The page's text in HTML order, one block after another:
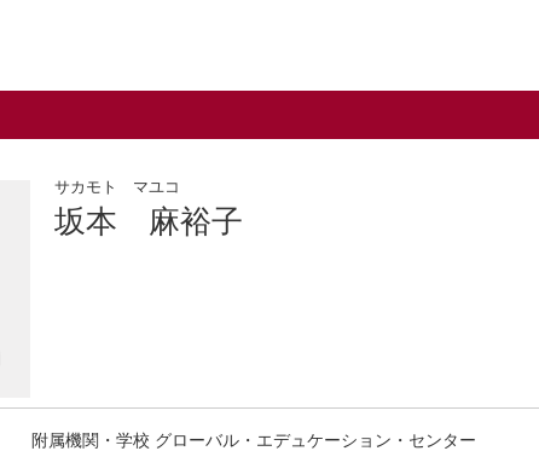
サカモト マユコ
坂本 麻裕子
附属機関・学校 グローバル・エデュケーション・センター